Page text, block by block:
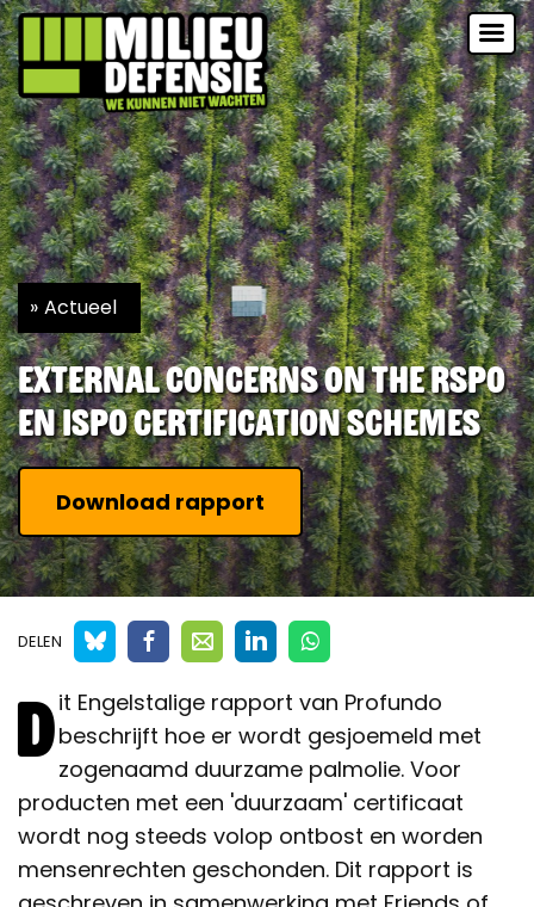
Actueel
External Concerns on the RSPO
en ISPO Certification Schemes
Download rapport
DELEN
Dit Engelstalige rapport van Profundo
beschrijft hoe er wordt gesjoemeld met
zogenaamd duurzame palmolie. Voor
producten met een 'duurzaam' certificaat
wordt nog steeds volop ontbost en worden
mensenrechten geschonden. Dit rapport is